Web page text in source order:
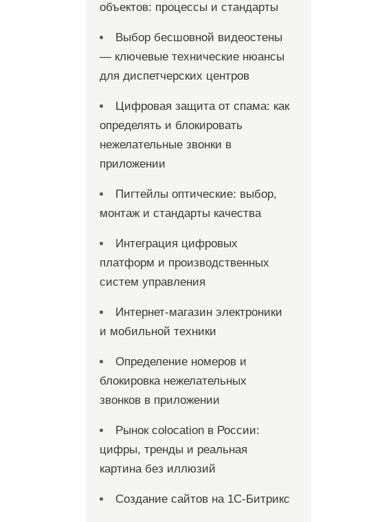
объектов: процессы и стандарты
Выбор бесшовной видеостены
— ключевые технические нюансы
для диспетчерских центров
Цифровая защита от спама: как
определять и блокировать
нежелательные звонки в
приложении
Пигтейлы оптические: выбор,
монтаж и стандарты качества
Интеграция цифровых
платформ и производственных
систем управления
Интернет-магазин электроники
и мобильной техники
Определение номеров и
блокировка нежелательных
звонков в приложении
Рынок colocation в России:
цифры, тренды и реальная
картина без иллюзий
Создание сайтов на 1С-Битрикс